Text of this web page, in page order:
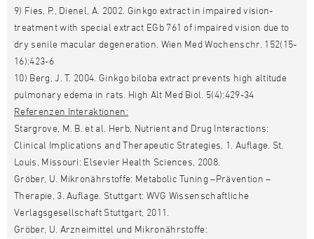
9) Fies, P., Dienel, A. 2002. Ginkgo extract in impaired vision-
treatment with special extract EGb 761 of impaired vision due to
dry senile macular degeneration. Wien Med Wochenschr. 152(15-
16):423-6
10) Berg, J. T. 2004. Ginkgo biloba extract prevents high altitude
pulmonary edema in rats. High Alt Med Biol. 5(4):429-34
Referenzen Interaktionen:
Stargrove, M. B. et al. Herb, Nutrient and Drug Interactions:
Clinical Implications and Therapeutic Strategies, 1. Auflage. St.
Louis, Missouri: Elsevier Health Sciences, 2008.
Gröber, U. Mikronährstoffe: Metabolic Tuning –Prävention –
Therapie, 3. Auflage. Stuttgart: WVG Wissenschaftliche
Verlagsgesellschaft Stuttgart, 2011.
Gröber, U. Arzneimittel und Mikronährstoffe: